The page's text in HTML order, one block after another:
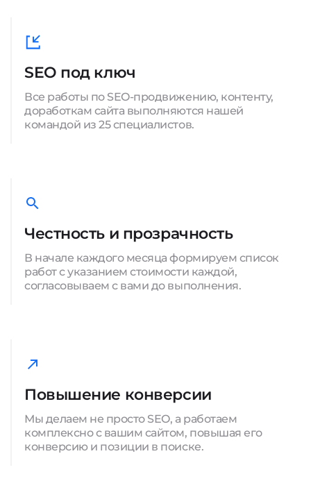
SEO под ключ
Все работы по SEO-продвижению, контенту,
доработкам сайта выполняются нашей
командой из 25 специалистов.
Честность и прозрачность
В начале каждого месяца формируем список
работ с указанием стоимости каждой,
согласовываем с вами до выполнения.
Повышение конверсии
Мы делаем не просто SEO, а работаем
комплексно с вашим сайтом, повышая его
конверсию и позиции в поиске.